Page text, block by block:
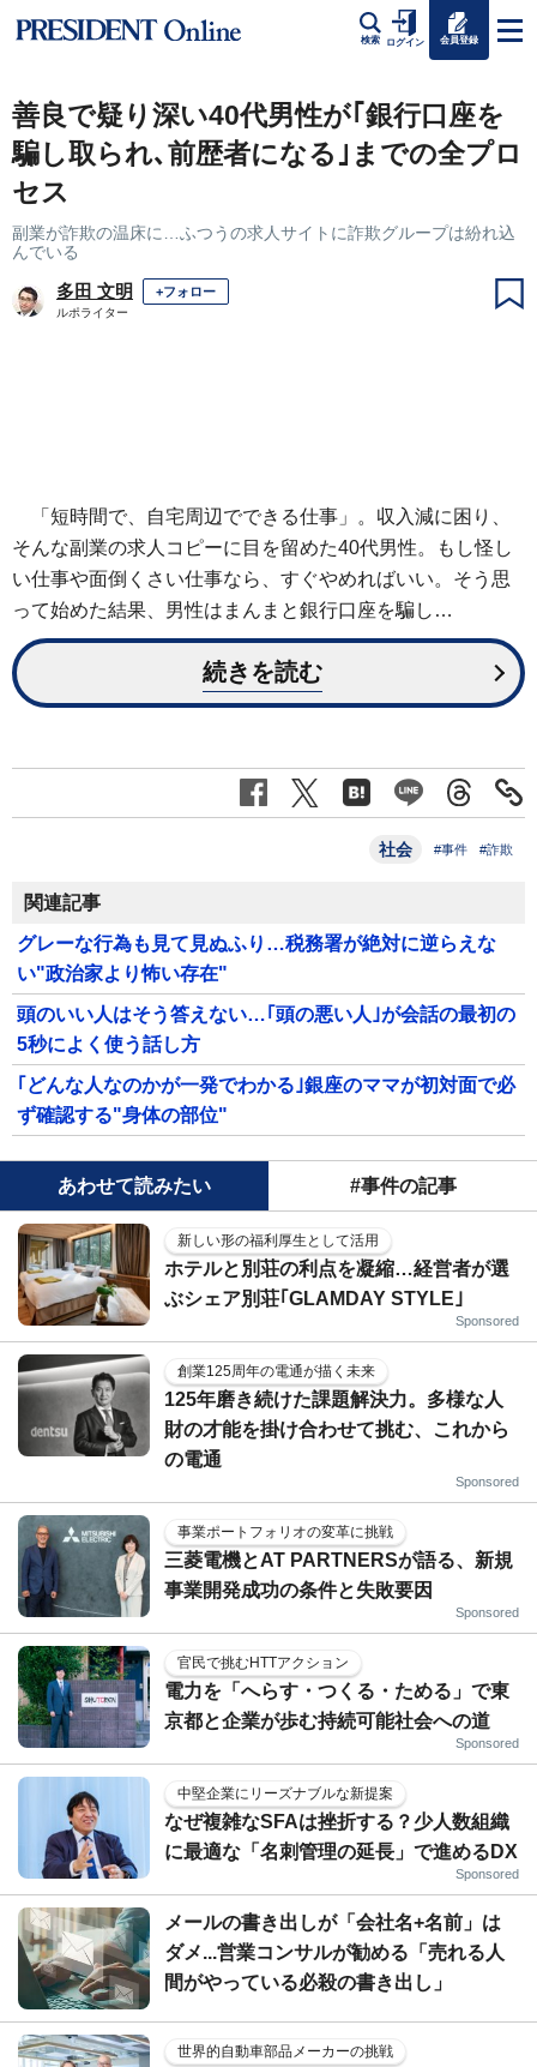
検索 ログイン 会員登録
善良で疑り深い40代男性が｢銀行口座を
騙し取られ､前歴者になる｣までの全プロ
セス
副業が詐欺の温床に…ふつうの求人サイトに詐欺グループは紛れ込
んでいる
多田 文明 +フォロー
ルポライター
「短時間で、自宅周辺でできる仕事」。収入減に困り、
そんな副業の求人コピーに目を留めた40代男性。もし怪し
い仕事や面倒くさい仕事なら、すぐやめればいい。そう思
って始めた結果、男性はまんまと銀行口座を騙し…
続きを読む
社会 #事件 #詐欺
関連記事
グレーな行為も見て見ぬふり…税務署が絶対に逆らえな
い"政治家より怖い存在"
頭のいい人はそう答えない…｢頭の悪い人｣が会話の最初の
5秒によく使う話し方
｢どんな人なのかが一発でわかる｣銀座のママが初対面で必
ず確認する"身体の部位"
あわせて読みたい #事件の記事
新しい形の福利厚生として活用
ホテルと別荘の利点を凝縮…経営者が選
ぶシェア別荘｢GLAMDAY STYLE｣
Sponsored
創業125周年の電通が描く未来
125年磨き続けた課題解決力。多様な人
財の才能を掛け合わせて挑む、これから
の電通
Sponsored
事業ポートフォリオの変革に挑戦
三菱電機とAT PARTNERSが語る、新規
事業開発成功の条件と失敗要因
Sponsored
官民で挑むHTTアクション
電力を「へらす・つくる・ためる」で東
京都と企業が歩む持続可能社会への道
Sponsored
中堅企業にリーズナブルな新提案
なぜ複雑なSFAは挫折する？少人数組織
に最適な「名刺管理の延長」で進めるDX
Sponsored
メールの書き出しが「会社名+名前」は
ダメ...営業コンサルが勧める「売れる人
間がやっている必殺の書き出し」
世界的自動車部品メーカーの挑戦